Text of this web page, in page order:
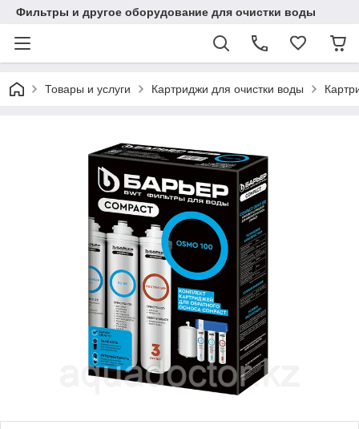
Фильтры и другое оборудование для очистки воды
Товары и услуги Картриджи для очистки воды